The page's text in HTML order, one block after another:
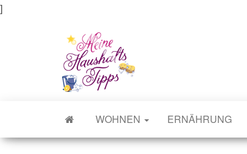
]
Meine Haushaltstipps
Das bisschen Haushalt . . .
WOHNEN ERNÄHRUNG